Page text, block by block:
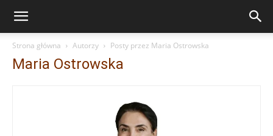
Strona główna Autorzy Posty przez Maria Ostrowska
Maria Ostrowska